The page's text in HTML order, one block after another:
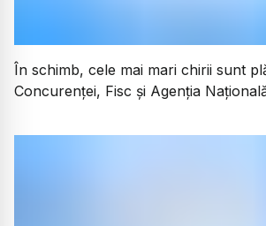
În schimb, cele mai mari chirii sunt
Concurenței, Fisc și Agenția